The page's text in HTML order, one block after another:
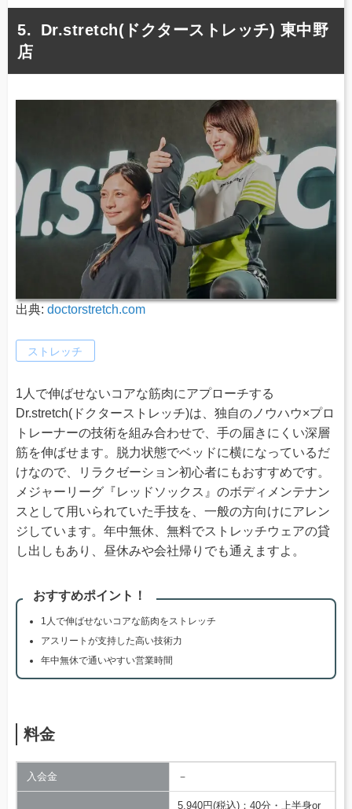
Dr.stretch(ドクターストレッチ) 東中野
店
出典: doctorstretch.com
ストレッチ
1人で伸ばせないコアな筋肉にアプローチする
Dr.stretch(ドクターストレッチ)は、独自のノウハウ×プロ
トレーナーの技術を組み合わせで、手の届きにくい深層
筋を伸ばせます。脱力状態でベッドに横になっているだ
けなので、リラクゼーション初心者にもおすすめです。
メジャーリーグ『レッドソックス』のボディメンテナン
スとして用いられていた手技を、一般の方向けにアレン
ジしています。年中無休、無料でストレッチウェアの貸
し出しもあり、昼休みや会社帰りでも通えますよ。
おすすめポイント！
1人で伸ばせないコアな筋肉をストレッチ
アスリートが支持した高い技術力
年中無休で通いやすい営業時間
料金
入会金 －
5,940円(税込)：40分・上半身or